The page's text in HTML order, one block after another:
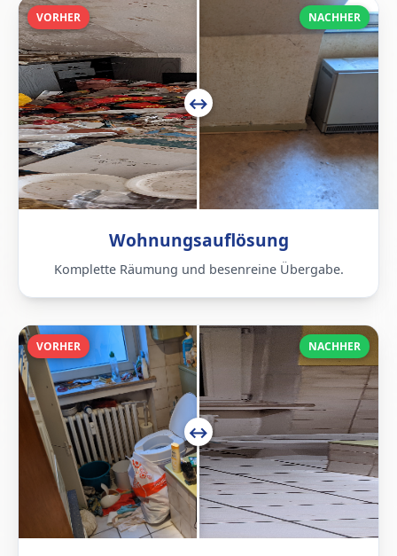
NACHHER
VORHER
Wohnungsauflösung
Komplette Räumung und besenreine Übergabe.
NACHHER
VORHER